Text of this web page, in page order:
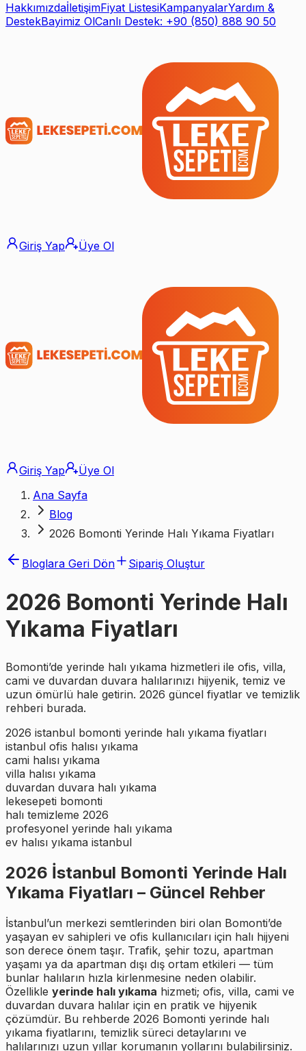
HakkımızdaİletişimFiyat ListesiKampanyalarYardım &
DestekBayimiz OlCanlı Destek: +90 (850) 888 90 50
Giriş Yap Üye Ol
Giriş Yap
Üye Ol
Ana Sayfa
Blog
2026 Bomonti Yerinde Halı Yıkama Fiyatları
Bloglara Geri Dön Sipariş Oluştur
2026 Bomonti Yerinde Halı
Yıkama Fiyatları
Bomonti’de yerinde halı yıkama hizmetleri ile ofis, villa,
cami ve duvardan duvara halılarınızı hijyenik, temiz ve
uzun ömürlü hale getirin. 2026 güncel fiyatlar ve temizlik
rehberi burada.
2026 istanbul bomonti yerinde halı yıkama fiyatları
istanbul ofis halısı yıkama
cami halısı yıkama
villa halısı yıkama
duvardan duvara halı yıkama
lekesepeti bomonti
halı temizleme 2026
profesyonel yerinde halı yıkama
ev halısı yıkama istanbul
2026 İstanbul Bomonti Yerinde Halı
Yıkama Fiyatları – Güncel Rehber
İstanbul’un merkezi semtlerinden biri olan Bomonti’de
yaşayan ev sahipleri ve ofis kullanıcıları için halı hijyeni
son derece önem taşır. Trafik, şehir tozu, apartman
yaşamı ya da apartman dışı dış ortam etkileri — tüm
bunlar halıların hızla kirlenmesine neden olabilir.
Özellikle yerinde halı yıkama hizmeti; ofis, villa, cami ve
duvardan duvara halılar için en pratik ve hijyenik
çözümdür. Bu rehberde 2026 Bomonti yerinde halı
yıkama fiyatlarını, temizlik süreci detaylarını ve
halılarınızı uzun yıllar korumanın yollarını bulabilirsiniz.